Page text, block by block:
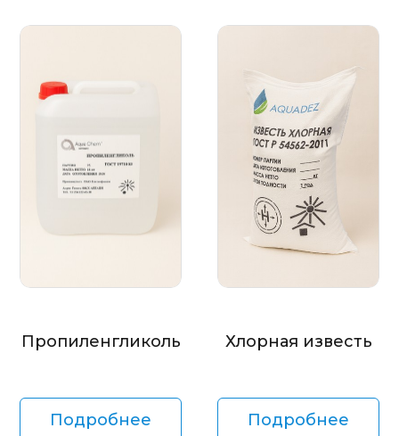
Пропиленгликоль
Подробнее
Хлорная известь
Подробнее